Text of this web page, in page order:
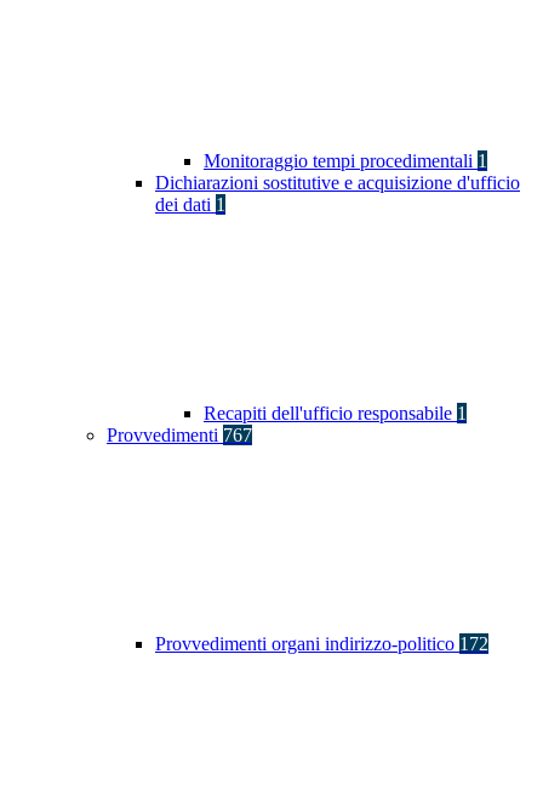
Monitoraggio tempi procedimentali 1
Dichiarazioni sostitutive e acquisizione d'ufficio
dei dati 1
Recapiti dell'ufficio responsabile 1
Provvedimenti 767
Provvedimenti organi indirizzo-politico 172